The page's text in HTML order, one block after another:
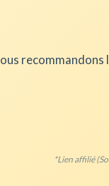
recommandons
*Lien affilié